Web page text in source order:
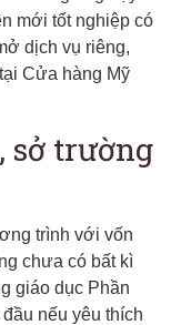
mới tốt nghiệp có
dịch vụ riêng,
Cửa hàng Mỹ
sở trường
trình với vốn
chưa có bất kì
giáo dục Phần
nếu yêu thích